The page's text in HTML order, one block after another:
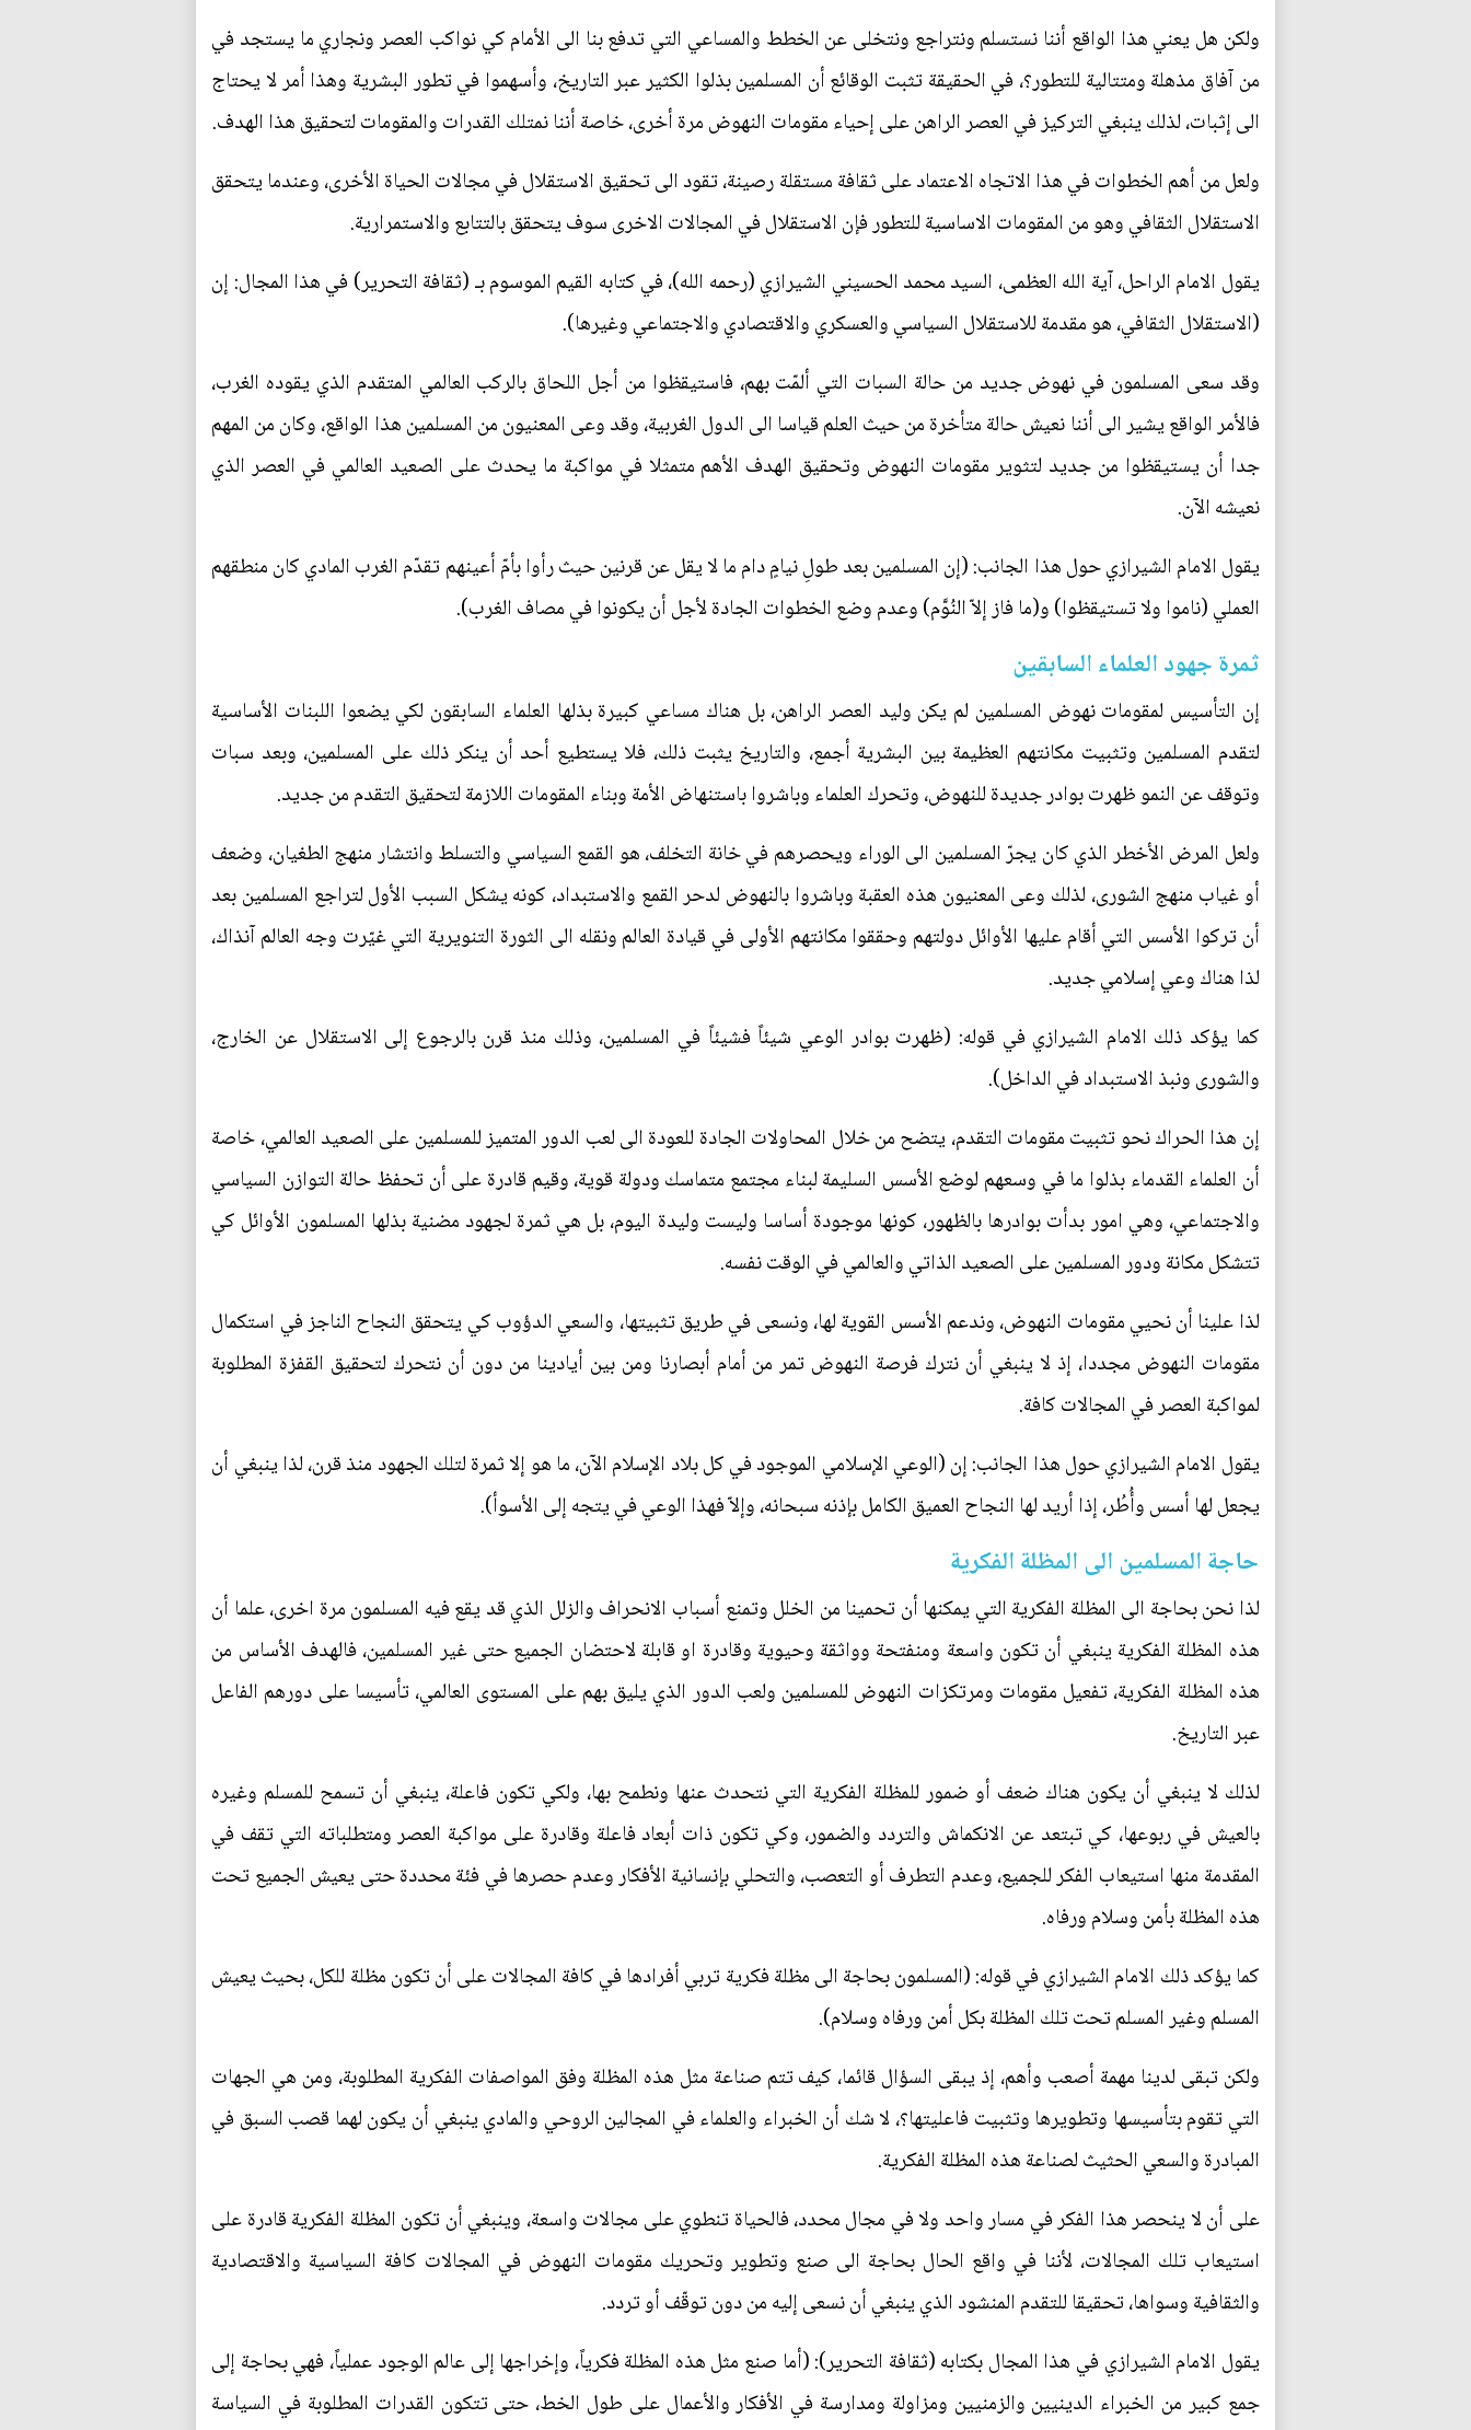
ولكن هل يعني هذا الواقع أننا نستسلم ونتراجع ونتخلى عن الخطط والمساعي التي تدفع بنا الى الأمام كي نواكب العصر ونجاري ما يستجد في
من آفاق مذهلة ومتتالية للتطور؟، في الحقيقة تثبت الوقائع أن المسلمين بذلوا الكثير عبر التاريخ، وأسهموا في تطور البشرية وهذا أمر لا يحتاج
الى إثبات، لذلك ينبغي التركيز في العصر الراهن على إحياء مقومات النهوض مرة أخرى، خاصة أننا نمتلك القدرات والمقومات لتحقيق هذا الهدف.
ولعل من أهم الخطوات في هذا الاتجاه الاعتماد على ثقافة مستقلة رصينة، تقود الى تحقيق الاستقلال في مجالات الحياة الأخرى، وعندما يتحقق
الاستقلال الثقافي وهو من المقومات الاساسية للتطور فإن الاستقلال في المجالات الاخرى سوف يتحقق بالتتابع والاستمرارية.
يقول الامام الراحل، آية الله العظمى، السيد محمد الحسيني الشيرازي (رحمه الله)، في كتابه القيم الموسوم بـ (ثقافة التحرير) في هذا المجال: إن
(الاستقلال الثقافي، هو مقدمة للاستقلال السياسي والعسكري والاقتصادي والاجتماعي وغيرها).
وقد سعى المسلمون في نهوض جديد من حالة السبات التي ألمّت بهم، فاستيقظوا من أجل اللحاق بالركب العالمي المتقدم الذي يقوده الغرب،
فالأمر الواقع يشير الى أننا نعيش حالة متأخرة من حيث العلم قياسا الى الدول الغربية، وقد وعى المعنيون من المسلمين هذا الواقع، وكان من المهم
جدا أن يستيقظوا من جديد لتثوير مقومات النهوض وتحقيق الهدف الأهم متمثلا في مواكبة ما يحدث على الصعيد العالمي في العصر الذي
نعيشه الآن.
يقول الامام الشيرازي حول هذا الجانب: (إن المسلمين بعد طولِ نيامٍ دام ما لا يقل عن قرنين حيث رأوا بأمّ أعينهم تقدّم الغرب المادي كان منطقهم
العملي (ناموا ولا تستيقظوا) و(ما فاز إلاّ النُوَّم) وعدم وضع الخطوات الجادة لأجل أن يكونوا في مصاف الغرب).
ثمرة جهود العلماء السابقين
إن التأسيس لمقومات نهوض المسلمين لم يكن وليد العصر الراهن، بل هناك مساعي كبيرة بذلها العلماء السابقون لكي يضعوا اللبنات الأساسية
لتقدم المسلمين وتثبيت مكانتهم العظيمة بين البشرية أجمع، والتاريخ يثبت ذلك، فلا يستطيع أحد أن ينكر ذلك على المسلمين، وبعد سبات
وتوقف عن النمو ظهرت بوادر جديدة للنهوض، وتحرك العلماء وباشروا باستنهاض الأمة وبناء المقومات اللازمة لتحقيق التقدم من جديد.
ولعل المرض الأخطر الذي كان يجرّ المسلمين الى الوراء ويحصرهم في خانة التخلف، هو القمع السياسي والتسلط وانتشار منهج الطغيان، وضعف
أو غياب منهج الشورى، لذلك وعى المعنيون هذه العقبة وباشروا بالنهوض لدحر القمع والاستبداد، كونه يشكل السبب الأول لتراجع المسلمين بعد
أن تركوا الأسس التي أقام عليها الأوائل دولتهم وحققوا مكانتهم الأولى في قيادة العالم ونقله الى الثورة التنويرية التي غيّرت وجه العالم آنذاك،
لذا هناك وعي إسلامي جديد.
كما يؤكد ذلك الامام الشيرازي في قوله: (ظهرت بوادر الوعي شيئاً فشيئاً في المسلمين، وذلك منذ قرن بالرجوع إلى الاستقلال عن الخارج،
والشورى ونبذ الاستبداد في الداخل).
إن هذا الحراك نحو تثبيت مقومات التقدم، يتضح من خلال المحاولات الجادة للعودة الى لعب الدور المتميز للمسلمين على الصعيد العالمي، خاصة
أن العلماء القدماء بذلوا ما في وسعهم لوضع الأسس السليمة لبناء مجتمع متماسك ودولة قوية، وقيم قادرة على أن تحفظ حالة التوازن السياسي
والاجتماعي، وهي امور بدأت بوادرها بالظهور، كونها موجودة أساسا وليست وليدة اليوم، بل هي ثمرة لجهود مضنية بذلها المسلمون الأوائل كي
تتشكل مكانة ودور المسلمين على الصعيد الذاتي والعالمي في الوقت نفسه.
لذا علينا أن نحيي مقومات النهوض، وندعم الأسس القوية لها، ونسعى في طريق تثبيتها، والسعي الدؤوب كي يتحقق النجاح الناجز في استكمال
مقومات النهوض مجددا، إذ لا ينبغي أن نترك فرصة النهوض تمر من أمام أبصارنا ومن بين أيادينا من دون أن نتحرك لتحقيق القفزة المطلوبة
لمواكبة العصر في المجالات كافة.
يقول الامام الشيرازي حول هذا الجانب: إن (الوعي الإسلامي الموجود في كل بلاد الإسلام الآن، ما هو إلا ثمرة لتلك الجهود منذ قرن، لذا ينبغي أن
يجعل لها أسس وأُطُر، إذا أريد لها النجاح العميق الكامل بإذنه سبحانه، وإلاّ فهذا الوعي في يتجه إلى الأسوأ).
حاجة المسلمين الى المظلة الفكرية
لذا نحن بحاجة الى المظلة الفكرية التي يمكنها أن تحمينا من الخلل وتمنع أسباب الانحراف والزلل الذي قد يقع فيه المسلمون مرة اخرى، علما أن
هذه المظلة الفكرية ينبغي أن تكون واسعة ومنفتحة وواثقة وحيوية وقادرة او قابلة لاحتضان الجميع حتى غير المسلمين، فالهدف الأساس من
هذه المظلة الفكرية، تفعيل مقومات ومرتكزات النهوض للمسلمين ولعب الدور الذي يليق بهم على المستوى العالمي، تأسيسا على دورهم الفاعل
عبر التاريخ.
لذلك لا ينبغي أن يكون هناك ضعف أو ضمور للمظلة الفكرية التي نتحدث عنها ونطمح بها، ولكي تكون فاعلة، ينبغي أن تسمح للمسلم وغيره
بالعيش في ربوعها، كي تبتعد عن الانكماش والتردد والضمور، وكي تكون ذات أبعاد فاعلة وقادرة على مواكبة العصر ومتطلباته التي تقف في
المقدمة منها استيعاب الفكر للجميع، وعدم التطرف أو التعصب، والتحلي بإنسانية الأفكار وعدم حصرها في فئة محددة حتى يعيش الجميع تحت
هذه المظلة بأمن وسلام ورفاه.
كما يؤكد ذلك الامام الشيرازي في قوله: (المسلمون بحاجة الى مظلة فكرية تربي أفرادها في كافة المجالات على أن تكون مظلة للكل، بحيث يعيش
المسلم وغير المسلم تحت تلك المظلة بكل أمن ورفاه وسلام).
ولكن تبقى لدينا مهمة أصعب وأهم، إذ يبقى السؤال قائما، كيف تتم صناعة مثل هذه المظلة وفق المواصفات الفكرية المطلوبة، ومن هي الجهات
التي تقوم بتأسيسها وتطويرها وتثبيت فاعليتها؟، لا شك أن الخبراء والعلماء في المجالين الروحي والمادي ينبغي أن يكون لهما قصب السبق في
المبادرة والسعي الحثيث لصناعة هذه المظلة الفكرية.
على أن لا ينحصر هذا الفكر في مسار واحد ولا في مجال محدد، فالحياة تنطوي على مجالات واسعة، وينبغي أن تكون المظلة الفكرية قادرة على
استيعاب تلك المجالات، لأننا في واقع الحال بحاجة الى صنع وتطوير وتحريك مقومات النهوض في المجالات كافة السياسية والاقتصادية
والثقافية وسواها، تحقيقا للتقدم المنشود الذي ينبغي أن نسعى إليه من دون توقّف أو تردد.
يقول الامام الشيرازي في هذا المجال بكتابه (ثقافة التحرير): (أما صنع مثل هذه المظلة فكرياً، وإخراجها إلى عالم الوجود عملياً، فهي بحاجة إلى
جمع كبير من الخبراء الدينيين والزمنيين ومزاولة ومدارسة في الأفكار والأعمال على طول الخط، حتى تتكون القدرات المطلوبة في السياسة